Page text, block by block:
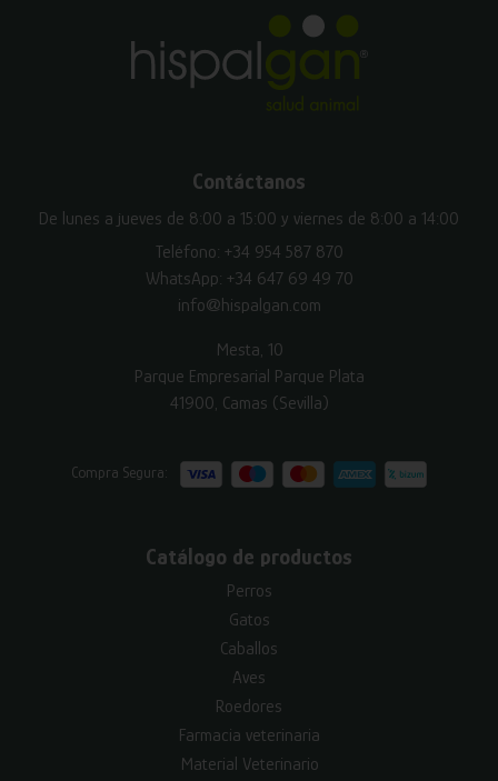
Contáctanos
De lunes a jueves de 8:00 a 15:00 y viernes de 8:00 a 14:00
Teléfono: +34 954 587 870
WhatsApp: +34 647 69 49 70
info@hispalgan.com
Mesta, 10
Parque Empresarial Parque Plata
41900, Camas (Sevilla)
Compra Segura:
Catálogo de productos
Perros
Gatos
Caballos
Aves
Roedores
Farmacia veterinaria
Material Veterinario